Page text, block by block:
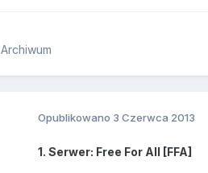
Archiwum
Opublikowano 3 Czerwca 2013
1. Serwer: Free For All [FFA]